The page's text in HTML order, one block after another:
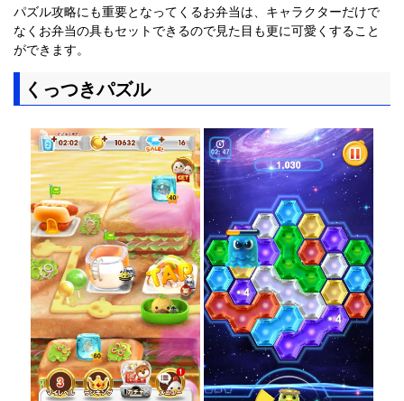
パズル攻略にも重要となってくるお弁当は、キャラクターだけで
なくお弁当の具もセットできるので見た目も更に可愛くすること
ができます。
くっつきパズル